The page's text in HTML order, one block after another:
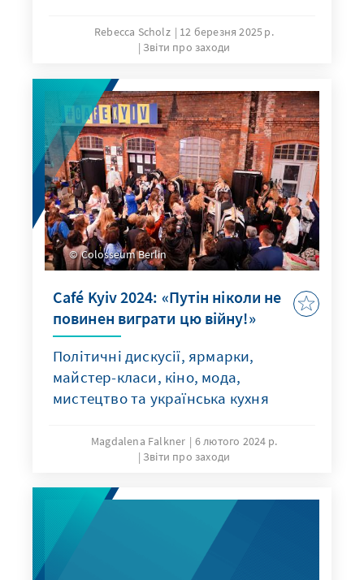
Rebecca Scholz
12 березня 2025 р.
Звіти про заходи
Colosseum Berlin
Café Kyiv 2024: «Путін ніколи не
повинен виграти цю війну!»
Політичні дискусії, ярмарки,
майстер-класи, кіно, мода,
мистецтво та українська кухня
Magdalena Falkner
6 лютого 2024 р.
Звіти про заходи